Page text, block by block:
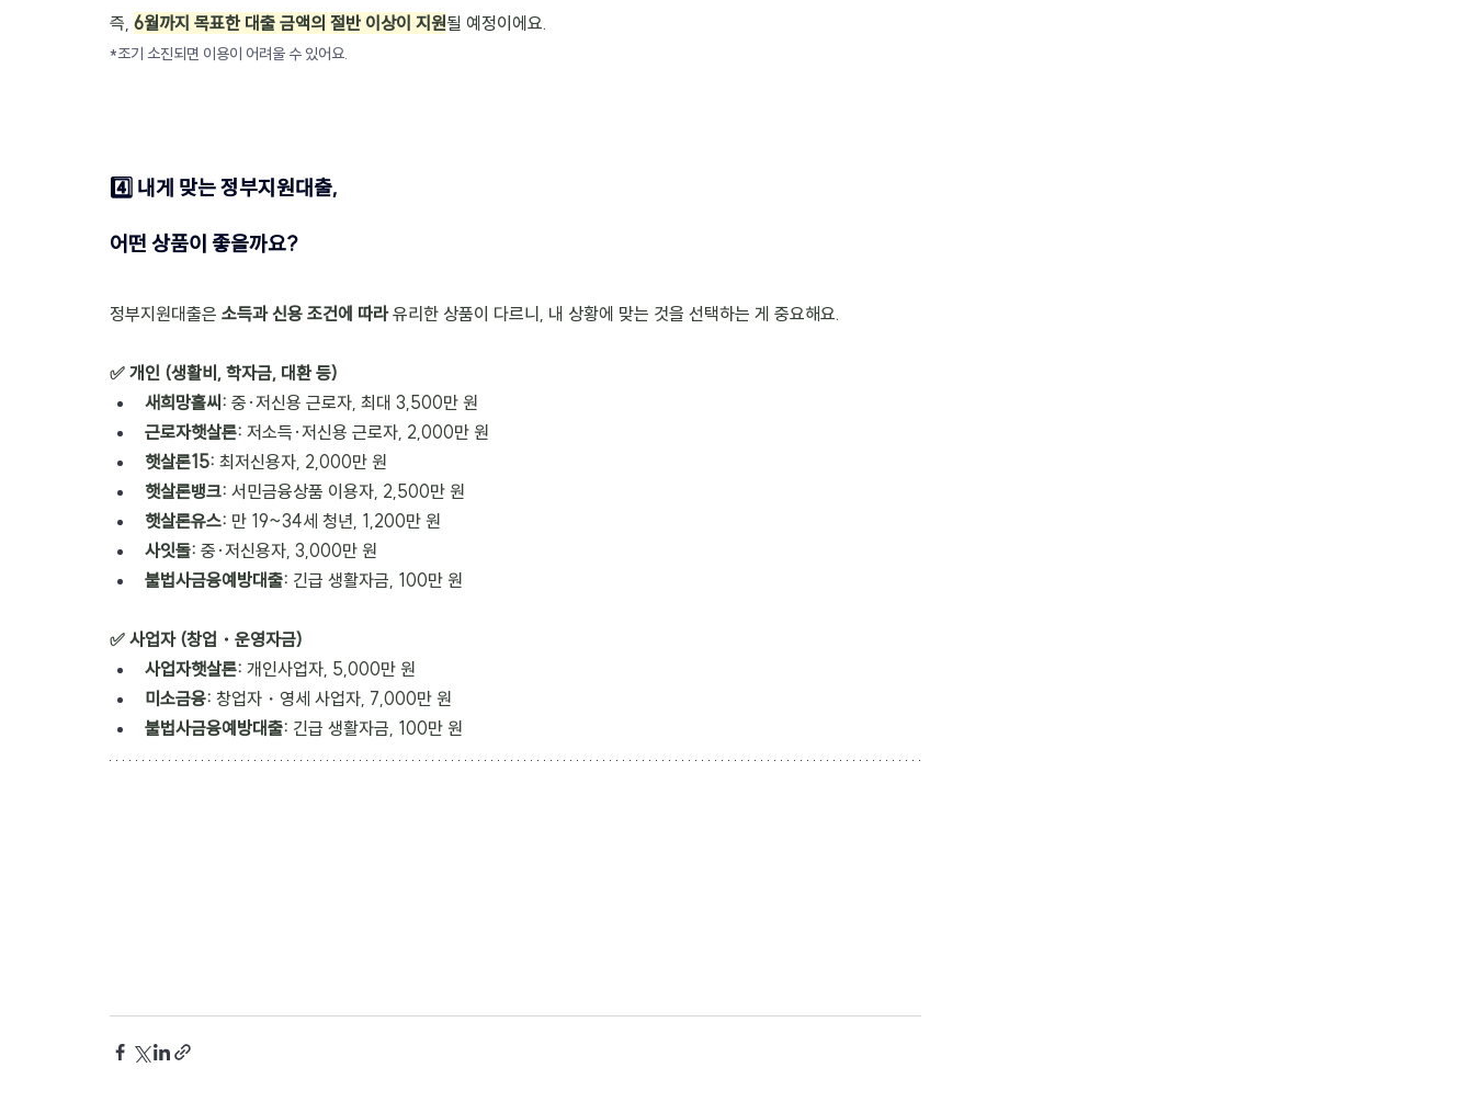
즉, 6월까지 목표한 대출 금액의 절반 이상이 지원될 예정이에요.
*조기 소진되면 이용이 어려울 수 있어요.
4️⃣ 내게 맞는 정부지원대출,
어떤 상품이 좋을까요?
정부지원대출은 소득과 신용 조건에 따라 유리한 상품이 다르니, 내 상황에 맞는 것을 선택하는 게 중요해요.
✅ 개인 (생활비, 학자금, 대환 등)
새희망홀씨: 중·저신용 근로자, 최대 3,500만 원
근로자햇살론: 저소득·저신용 근로자, 2,000만 원
햇살론15: 최저신용자, 2,000만 원
햇살론뱅크: 서민금융상품 이용자, 2,500만 원
햇살론유스: 만 19~34세 청년, 1,200만 원
사잇돌: 중·저신용자, 3,000만 원
불법사금융예방대출: 긴급 생활자금, 100만 원
✅ 사업자 (창업・운영자금)
사업자햇살론: 개인사업자, 5,000만 원
미소금융: 창업자・영세 사업자, 7,000만 원
불법사금융예방대출: 긴급 생활자금, 100만 원